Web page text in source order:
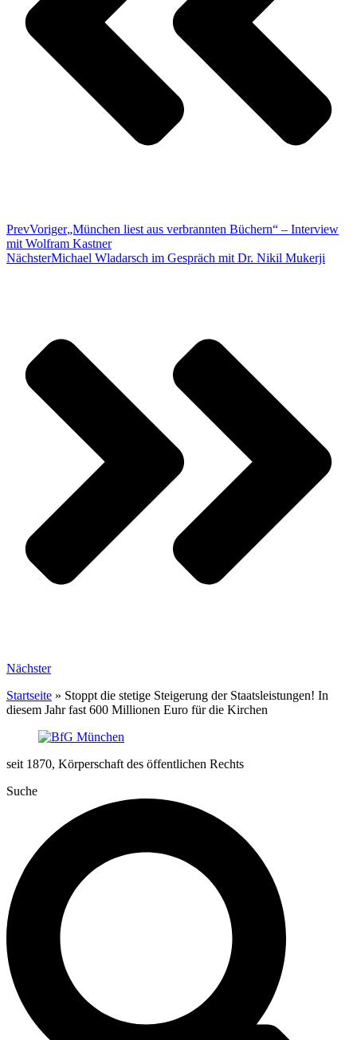
PrevVoriger„München liest aus verbrannten Büchern“ – Interview
mit Wolfram Kastner
NächsterMichael Wladarsch im Gespräch mit Dr. Nikil Mukerji
Nächster
Startseite » Stoppt die stetige Steigerung der Staatsleistungen! In
diesem Jahr fast 600 Millionen Euro für die Kirchen
seit 1870, Körperschaft des öffentlichen Rechts
Suche